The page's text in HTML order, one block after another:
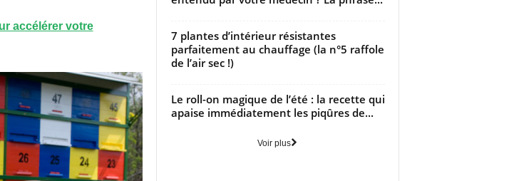
accélérer votre
7 plantes d’intérieur résistantes
parfaitement au chauffage (la n°5 raffole
de l’air sec !)
Le roll-on magique de l’été : la recette qui
apaise immédiatement les piqûres de...
Voir plus